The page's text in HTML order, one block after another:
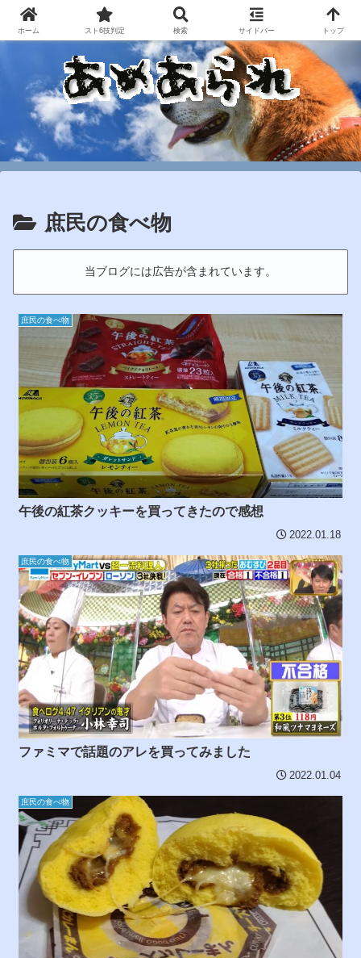
庶民の食べ物
当ブログには広告が含まれています。
庶民の食べ物
午後の紅茶クッキーを買ってきたので感想
2022.01.18
庶民の食べ物
ファミマで話題のアレを買ってみました
2022.01.04
庶民の食べ物
ホーム スト6技判定 検索 サイドバー トップ